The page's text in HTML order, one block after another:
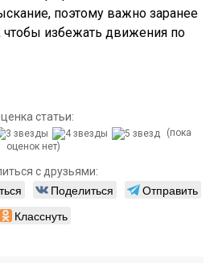
поэтому важно заранее
чтобы избежать движения по
статьи:
(пока
оценок нет)
с друзьями:
Поделиться
Отправить
Класснуть